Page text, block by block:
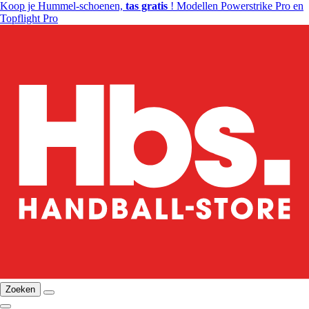
Koop je Hummel-schoenen, tas gratis ! Modellen Powerstrike Pro en
Topflight Pro
Zoeken